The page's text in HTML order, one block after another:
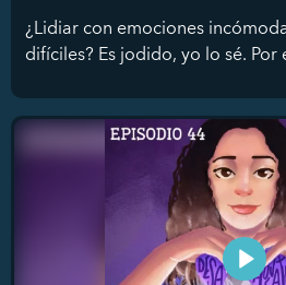
¿Lidiar con emociones
difíciles? Es jodido, yo lo sé. Por